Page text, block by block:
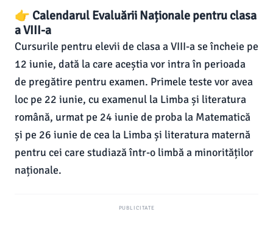
👉 Calendarul Evaluării Naționale pentru clasa
a VIII-a
Cursurile pentru elevii de clasa a VIII-a se încheie pe
12 iunie, dată la care aceștia vor intra în perioada
de pregătire pentru examen. Primele teste vor avea
loc pe 22 iunie, cu examenul la Limba și literatura
română, urmat pe 24 iunie de proba la Matematică
și pe 26 iunie de cea la Limba și literatura maternă
pentru cei care studiază într-o limbă a minorităților
naționale.
PUBLICITATE